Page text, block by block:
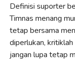
Definisi suporter
Timnas menang
tetap bersama
diperlukan,
jangan lupa tetap